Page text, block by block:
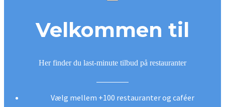
Velkommen til
Her finder du last-minute tilbud på restauranter
Vælg mellem +100 restauranter og caféer